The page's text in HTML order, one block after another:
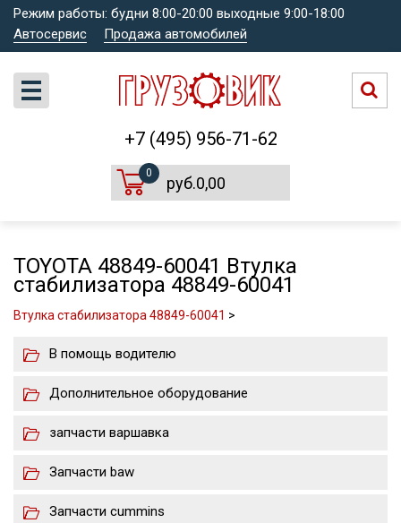
Режим работы: будни 8:00-20:00 выходные 9:00-18:00
Автосервис
Продажа автомобилей
+7 (495) 956-71-62
0
руб.0,00
TOYOTA 48849-60041 Втулка
стабилизатора 48849-60041
Втулка стабилизатора 48849-60041 >
В помощь водителю
Дополнительное оборудование
запчасти варшавка
Запчасти baw
Запчасти cummins